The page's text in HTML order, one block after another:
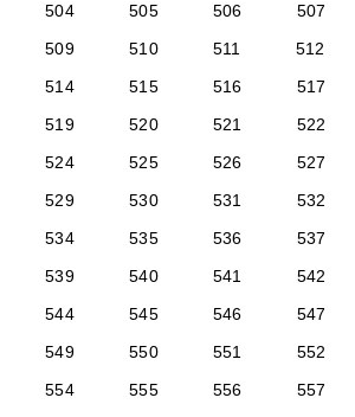
504
505 506 507
509
510 511 512
514
515 516 517
519
520 521 522
524
525 526 527
529
530 531 532
534
535 536 537
539
540 541 542
544
545 546 547
549
550 551 552
554
555 556 557